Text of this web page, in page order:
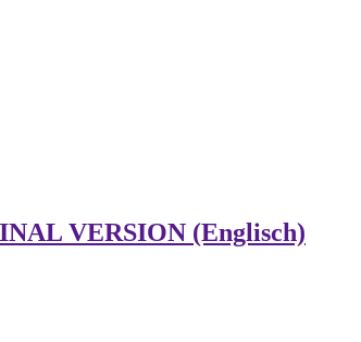
VERSION (Englisch)